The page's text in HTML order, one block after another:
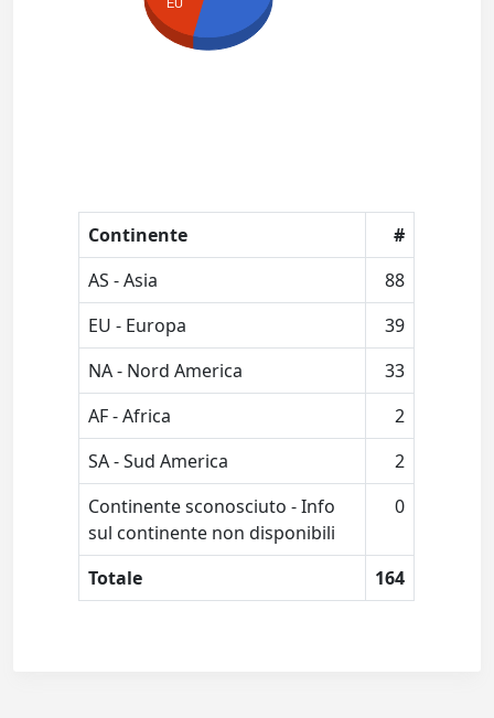
EU
Continente
#
AS - Asia
88
EU - Europa
39
NA - Nord America
33
AF - Africa
2
SA - Sud America
2
Continente sconosciuto - Info
sul continente non disponibili
0
Totale 164